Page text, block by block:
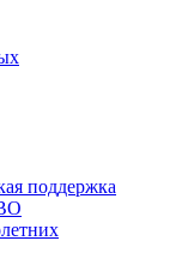
поддержка